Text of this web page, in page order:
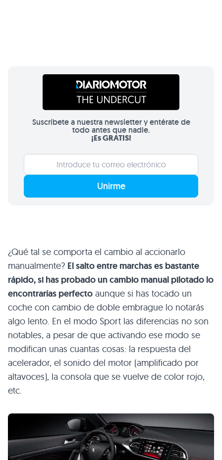
Suscríbete a nuestra newsletter y entérate de
todo antes que nadie.
¡Es GRATIS!
Unirme
¿Qué tal se comporta el cambio al accionarlo
manualmente? El salto entre marchas es bastante
rápido, si has probado un cambio manual pilotado lo
encontrarías perfecto aunque si has tocado un
coche con cambio de doble embrague lo notarás
algo lento. En el modo Sport las diferencias no son
notables, a pesar de que activando ese modo se
modifican unas cuantas cosas: la respuesta del
acelerador, el sonido del motor (amplificado por
altavoces), la consola que se vuelve de color rojo,
etc.